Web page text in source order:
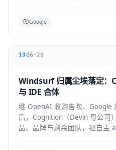
Google
13 06-28
Windsurf 归属尘埃落定
与 IDE 合体
继 OpenAI 收购告吹、Google
后，Cognition（Devin 母公司
品、品牌与剩余团队，把自主